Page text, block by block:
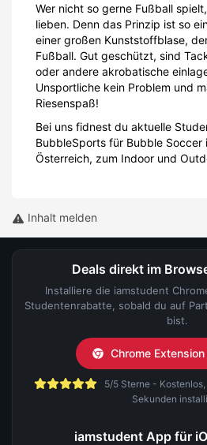
Wer nicht so gerne Fußball
lieben. Denn das Prinzip ist so
einer großen Kunststoffblase,
Fußball. Gut geschützt, sind
oder andere akrobatische
Unsportliche kein Problem und
Riesenspaß!
Bei uns fidnest du aktuelle
BubbleSports für Bubble Soccer
Österreich, zum Indoor und
Inhalt melden
Deals direkt im
Installiere die iamstudent
Studentenrabatte, sobald du auf
bist.
Chrome
5/5 Sterne - Kostenlos,
Sekunden
iamstudent App für